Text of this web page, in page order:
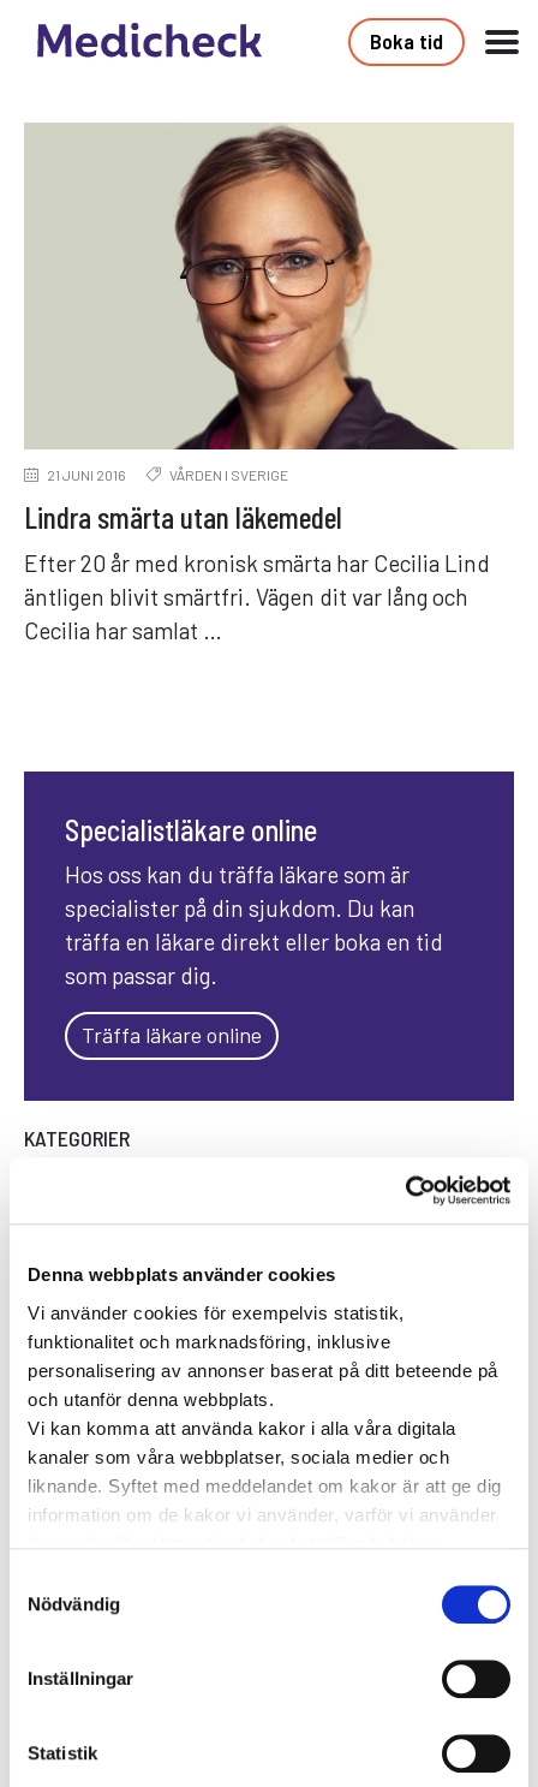
Denna webbplats använder cookies
Vi använder cookies för exempelvis statistik,
funktionalitet och marknadsföring, inklusive
personalisering av annonser baserat på ditt beteende på
och utanför denna webbplats.
Vi kan komma att använda kakor i alla våra digitala
kanaler som våra webbplatser, sociala medier och
liknande. Syftet med meddelandet om kakor är att ge dig
information om de kakor vi använder, varför vi använder
vi behandlar personuppgifter i vår
Integritetspolicy
Nödvändig
Inställningar
Statistik
Boka tid
21 JUNI 2016 VÅRDEN I SVERIGE
Lindra smärta utan läkemedel
Efter 20 år med kronisk smärta har Cecilia Lind
äntligen blivit smärtfri. Vägen dit var lång och
Cecilia har samlat …
Specialistläkare online
Hos oss kan du träffa läkare som är
specialister på din sjukdom. Du kan
träffa en läkare direkt eller boka en tid
som passar dig.
Träffa läkare online
KATEGORIER
Vården i Sverige
Vården internationellt
Viktig information
TAGGAR
AllergiAllergologAstma Cancer Crohns
sjukdomDen nya vården Depression Diabetes
Hjärtproblem
Hudcancer
Internmedicin Karolinska Institutet
Magproblem
Nadja Öström Psoriasis